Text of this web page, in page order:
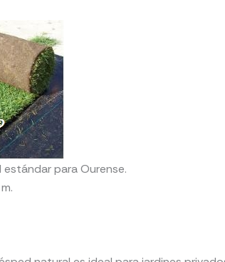
para Ourense.